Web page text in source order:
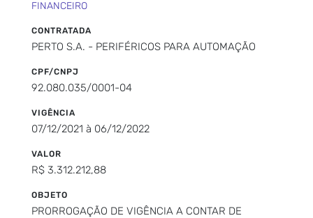
FINANCEIRO
CONTRATADA
PERTO S.A. - PERIFÉRICOS PARA AUTOMAÇÃO
CPF/CNPJ
92.080.035/0001-04
VIGÊNCIA
07/12/2021 à 06/12/2022
VALOR
R$ 3.312.212,88
OBJETO
PRORROGAÇÃO DE VIGÊNCIA A CONTAR DE